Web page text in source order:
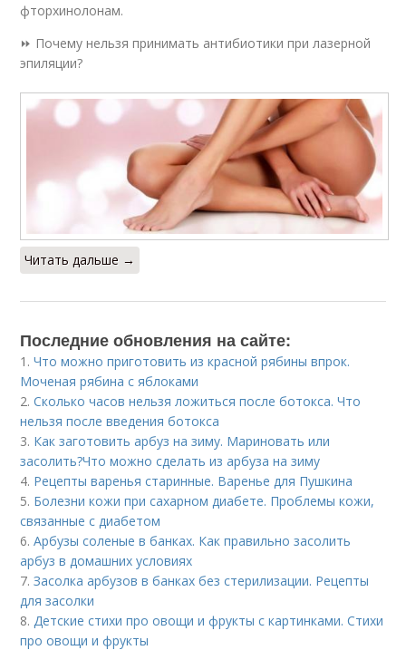
фторхинолонам.
⏩ Почему нельзя принимать антибиотики при лазерной
эпиляции?
Читать дальше →
Последние обновления на сайте:
1.Что можно приготовить из красной рябины впрок.
Моченая рябина с яблоками
2.Сколько часов нельзя ложиться после ботокса. Что
нельзя после введения ботокса
3. Как заготовить арбуз на зиму. Мариновать или
засолить?Что можно сделать из арбуза на зиму
4. Рецепты варенья старинные. Варенье для Пушкина
5. Болезни кожи при сахарном диабете. Проблемы кожи,
связанные с диабетом
6.Арбузы соленые в банках. Как правильно засолить
арбуз в домашних условиях
7.Засолка арбузов в банках без стерилизации. Рецепты
для засолки
8.Детские стихи про овощи и фрукты с картинками. Стихи
про овощи и фрукты